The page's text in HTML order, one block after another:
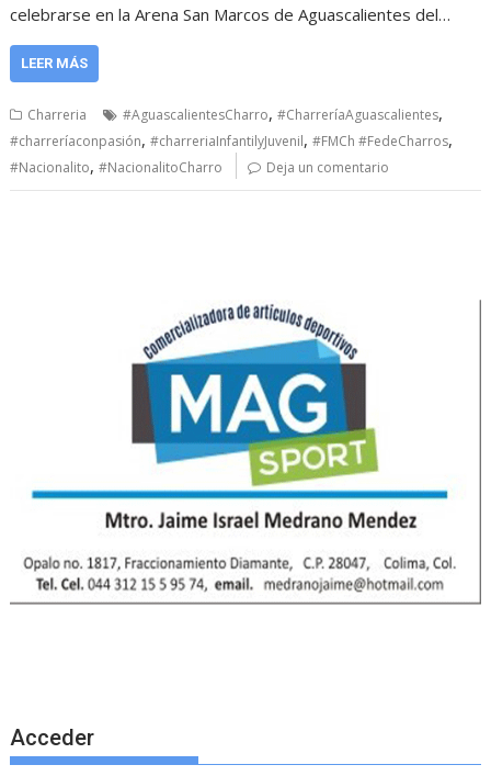
celebrarse en la Arena San Marcos de Aguascalientes del…
LEER MÁS
Charreria #AguascalientesCharro,#CharreríaAguascalientes,
#charreríaconpasión,#charreriaInfantilyJuvenil,#FMCh #FedeCharros,
#Nacionalito,#NacionalitoCharro Deja un comentario
Acceder